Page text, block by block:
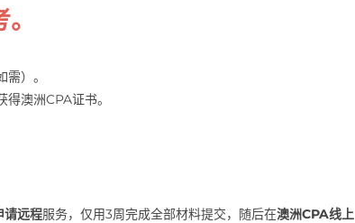
。
）。
澳洲CPA证书。
请远程服务，仅用3周完成全部材料提交，随后在澳洲CPA线上